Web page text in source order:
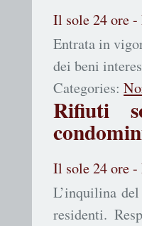
Il sole 24 ore
Entrata in
dei beni
Categories:
Rifiuti
Il sole 24 ore
L’inquilina
residenti.